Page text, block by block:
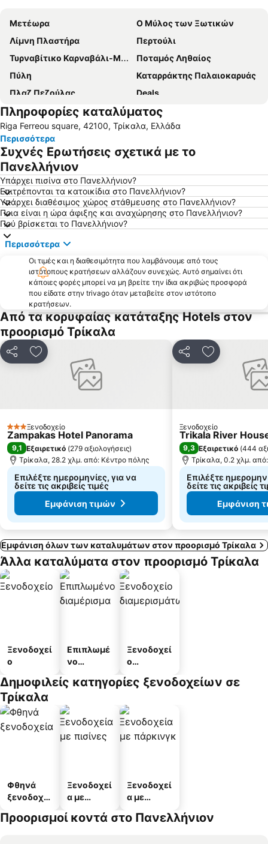
Μετέωρα
Ο Μύλος των Ξωτικών
Λίμνη Πλαστήρα
Περτούλι
Τυρναβίτικο Καρναβάλι-Μπουρανί
Ποταμός Ληθαίος
Πύλη
Καταρράκτης Παλαιοκαρυάς
Πλαζ Πεζούλας
Deals
Περτούλι Χιονοδρομικό Κέντρο
Τρικαλινή Τουριστική Αγορά
Μεζεδοκαμώματα
Κατώγι
Μύλος Ματσόπουλου
Χίλια δένδρα ή Παπαράντζα
Γέφυρα Αγίου Βησσαρίωνα
Σπήλαιο Θεόπετρας
Κόζιακας
Ιερά Μονή Αγίου Στεφάνου
Κουρσούμ Τζαμί
Meteora Art
Πληροφορίες καταλύματος
Riga Ferreou square, 42100, Τρίκαλα, Ελλάδα
Περισσότερα
Συχνές Ερωτήσεις σχετικά με το
Πανελλήνιον
Υπάρχει πισίνα στο Πανελλήνιον?
Επιτρέπονται τα κατοικίδια στο Πανελλήνιον?
Υπάρχει διαθέσιμος χώρος στάθμευσης στο Πανελλήνιον?
Ποια είναι η ώρα άφιξης και αναχώρησης στο Πανελλήνιον?
Πού βρίσκεται το Πανελλήνιον?
Περισσότερα
Οι τιμές και η διαθεσιμότητα που λαμβάνουμε από τους
ιστότοπους κρατήσεων αλλάζουν συνεχώς. Αυτό σημαίνει ότι
κάποιες φορές μπορεί να μη βρείτε την ίδια ακριβώς προσφορά
που είδατε στην trivago όταν μεταβείτε στον ιστότοπο
κρατήσεων.
Από τα κορυφαίας κατάταξης Hotels στον
προορισμό Τρίκαλα
ΚοινοποίησηΠροσθήκη στα αγαπημένα
3 ΑστέριαΞενοδοχείο
Zampakas Hotel Panorama
9,1 Εξαιρετικό (279 αξιολογήσεις)
Τρίκαλα, 28.2 χλμ. από: Κέντρο πόλης
Επιλέξτε ημερομηνίες, για να
δείτε τις ακριβείς τιμές
Εμφάνιση τιμών
ΚοινοποίησηΠροσθήκη
Ξενοδοχείο
Trikala River
9,3 Εξαιρετικό (444
Τρίκαλα, 0.2 χλμ.
Επιλέξτε
δείτε τις ακριβείς
Εμφάνιση
Εμφάνιση όλων των καταλυμάτων στον προορισμό Τρίκαλα
Άλλα καταλύματα στον προορισμό Τρίκαλα
Ξενοδοχεί
ο
Επιπλωμέ
νο
α
Ξενοδοχεί
ο
άτων
Δημοφιλείς κατηγορίες ξενοδοχείων σε
Τρίκαλα
Φθηνά
ξενοδοχεί
Ξενοδοχεί
α με
Ξενοδοχεί
α με
Προορισμοί κοντά στο Πανελλήνιον